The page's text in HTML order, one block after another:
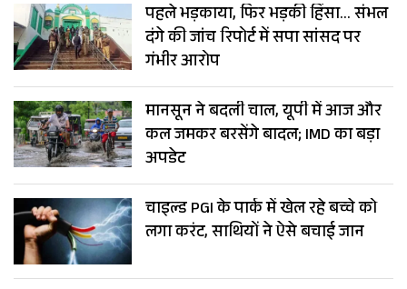
पहले भड़काया, फिर भड़की हिंसा… संभल
दंगे की जांच रिपोर्ट में सपा सांसद पर
गंभीर आरोप
मानसून ने बदली चाल, यूपी में आज और
कल जमकर बरसेंगे बादल; IMD का बड़ा
अपडेट
चाइल्ड PGI के पार्क में खेल रहे बच्चे को
लगा करंट, साथियों ने ऐसे बचाई जान